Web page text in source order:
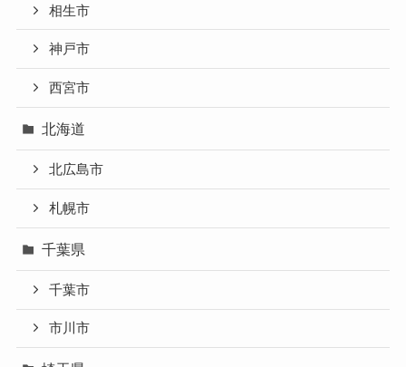
相生市
神戸市
西宮市
北海道
北広島市
札幌市
千葉県
千葉市
市川市